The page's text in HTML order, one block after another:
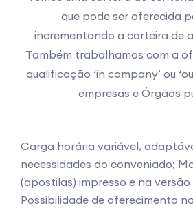
que pode ser oferecida
incrementando a carteira de
Também trabalhamos com a
qualificação ‘in company’ ou
empresas e Órgãos
Carga horária variável,
necessidades do conveniado;
(apostilas) impresso e na versão
Possibilidade de oferecimento